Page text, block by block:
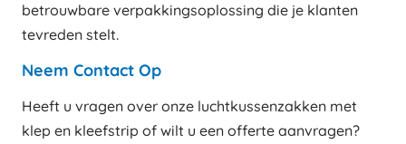
betrouwbare verpakkingsoplossing die je klanten
tevreden stelt.
Neem Contact Op
Heeft u vragen over onze luchtkussenzakken met
klep en kleefstrip of wilt u een offerte aanvragen?